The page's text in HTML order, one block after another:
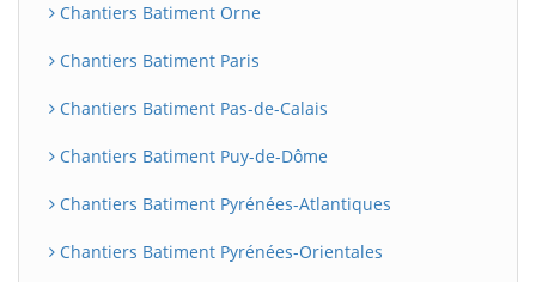
Chantiers Batiment Orne
Chantiers Batiment Paris
Chantiers Batiment Pas-de-Calais
Chantiers Batiment Puy-de-Dôme
Chantiers Batiment Pyrénées-Atlantiques
Chantiers Batiment Pyrénées-Orientales